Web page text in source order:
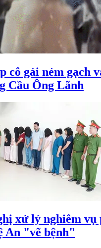
cô gái ném gạch
Cầu Ông Lãnh
xử lý nghiêm vụ
An "vẽ bệnh"